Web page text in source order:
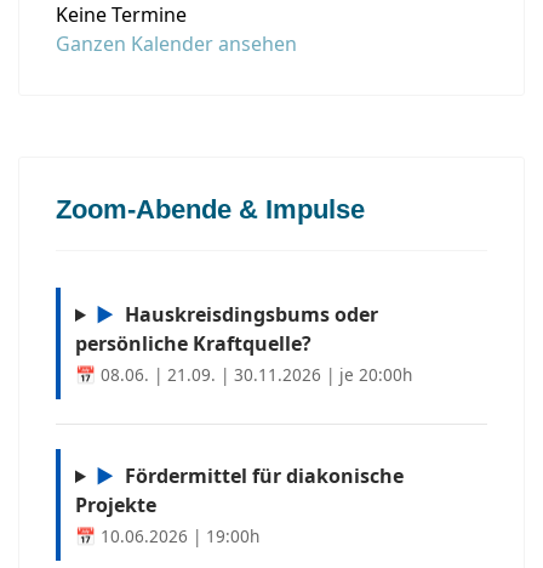
Keine Termine
Ganzen Kalender ansehen
Zoom-Abende & Impulse
▶ Hauskreisdingsbums oder
persönliche Kraftquelle?
📅 08.06. | 21.09. | 30.11.2026 | je 20:00h
▶ Fördermittel für diakonische
Projekte
📅 10.06.2026 | 19:00h